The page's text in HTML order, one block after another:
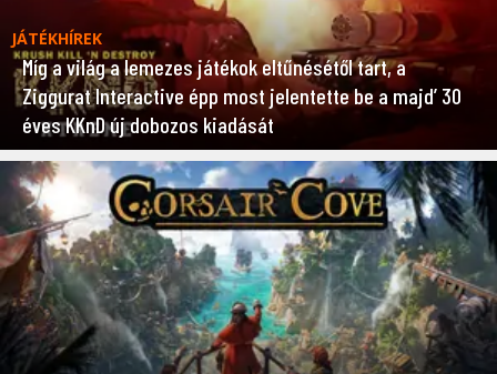
JÁTÉKHÍREK
Míg a világ a lemezes játékok eltűnésétől tart, a
Ziggurat Interactive épp most jelentette be a majd’ 30
éves KKnD új dobozos kiadását